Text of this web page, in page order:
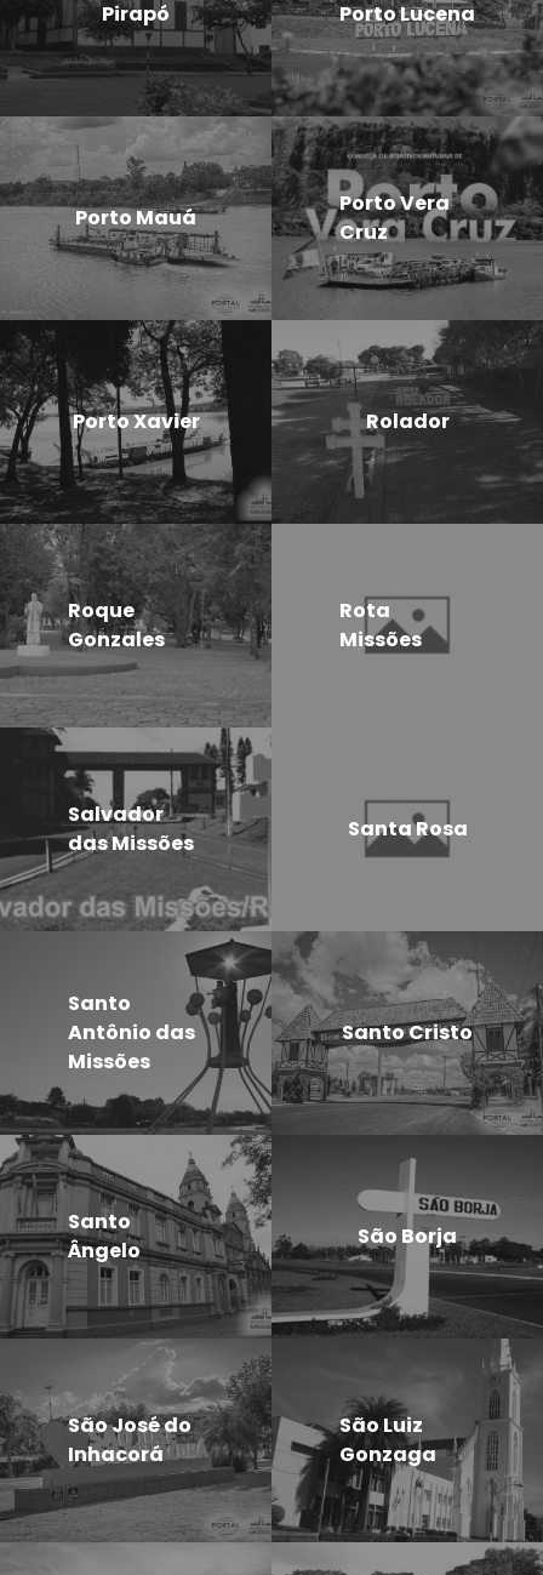
Pirapó Porto Lucena
Porto Mauá
Porto Vera
Cruz
Porto Xavier Rolador
Roque
Gonzales
Rota
Missões
Salvador
das Missões
Santa Rosa
Santo
Antônio das
Missões
Santo Cristo
Santo
Ângelo
São Borja
São José do
Inhacorá
São Luiz
Gonzaga